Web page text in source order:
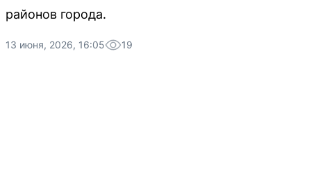
районов города.
13 июня, 2026, 16:05 19